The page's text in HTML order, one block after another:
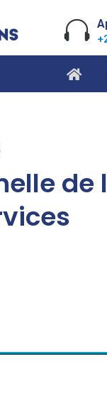

de